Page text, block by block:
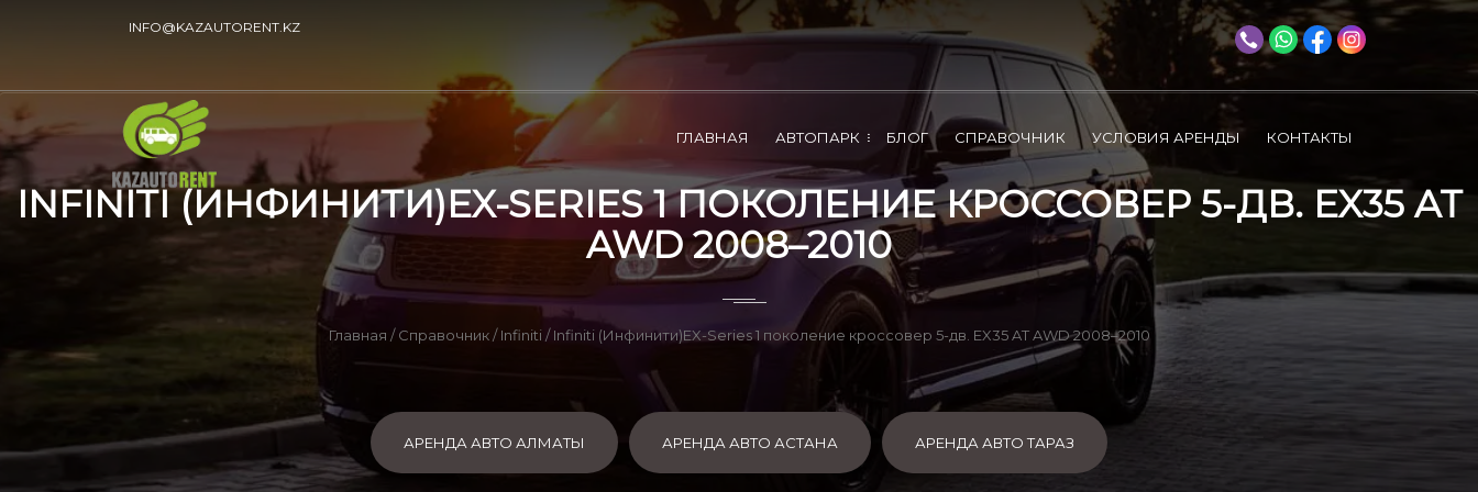
INFO@KAZAUTORENT.KZ
ГЛАВНАЯ АВТОПАРК БЛОГ СПРАВОЧНИК УСЛОВИЯ АРЕНДЫ КОНТАКТЫ
INFINITI (ИНФИНИТИ)EX-SERIES 1 ПОКОЛЕНИЕ КРОССОВЕР 5-ДВ. EX35 AT
AWD 2008–2010
Главная /Справочник/Infiniti/ Infiniti (Инфинити)EX-Series 1 поколение кроссовер 5-дв. EX35 AT AWD 2008–2010
АРЕНДА АВТО АЛМАТЫ АРЕНДА АВТО АСТАНА АРЕНДА АВТО ТАРАЗ